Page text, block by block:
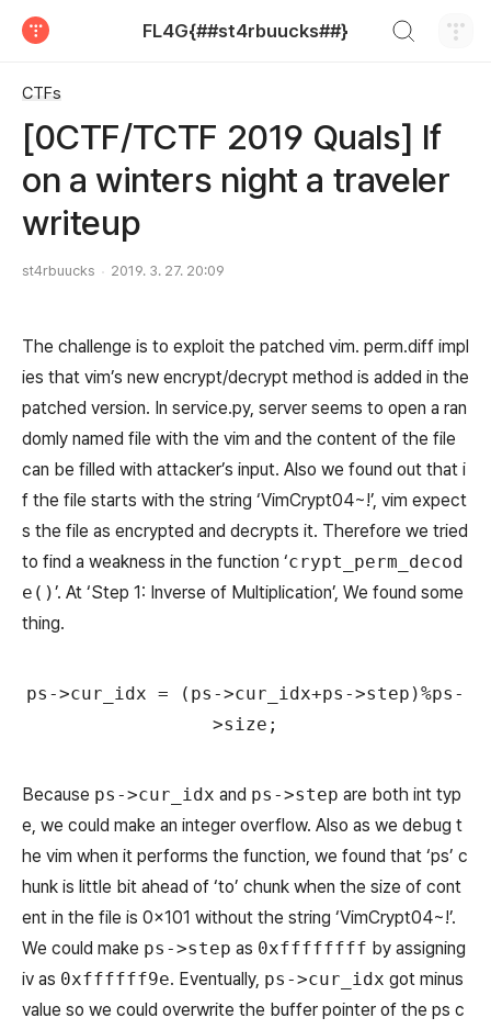
FL4G{##st4rbuucks##}
CTFs
[0CTF/TCTF 2019 Quals] If
on a winters night a traveler
writeup
st4rbuucks 2019. 3. 27. 20:09
The challenge is to exploit the patched vim. perm.diff impl
ies that vim’s new encrypt/decrypt method is added in the
patched version. In service.py, server seems to open a ran
domly named file with the vim and the content of the file
can be filled with attacker’s input. Also we found out that i
f the file starts with the string ‘VimCrypt04~!’, vim expect
s the file as encrypted and decrypts it. Therefore we tried
to find a weakness in the function ‘crypt_perm_decod
e()’. At ‘Step 1: Inverse of Multiplication’, We found some
thing.
ps->cur_idx = (ps->cur_idx+ps->step)%ps-
>size;
Because ps->cur_idx and ps->step are both int typ
e, we could make an integer overflow. Also as we debug t
he vim when it performs the function, we found that ‘ps’ c
hunk is little bit ahead of ‘to’ chunk when the size of cont
ent in the file is 0x101 without the string ‘VimCrypt04~!’.
We could make ps->step as 0xffffffff by assigning
iv as 0xffffff9e. Eventually, ps->cur_idx got minus
value so we could overwrite the buffer pointer of the ps c